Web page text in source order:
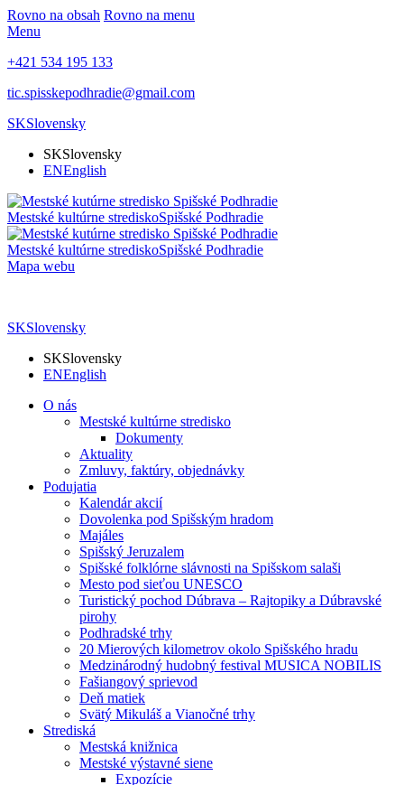
Rovno na obsah Rovno na menu
Menu
+421 534 195 133
tic.spisskepodhradie@gmail.com
SKSlovensky
SKSlovensky
ENEnglish
Mestské kultúrne strediskoSpišské Podhradie
Mestské kultúrne strediskoSpišské Podhradie
Mapa webu
SKSlovensky
SKSlovensky
ENEnglish
O nás
Mestské kultúrne stredisko
Dokumenty
Aktuality
Zmluvy, faktúry, objednávky
Podujatia
Kalendár akcií
Dovolenka pod Spišským hradom
Majáles
Spišský Jeruzalem
Spišské folklórne slávnosti na Spišskom salaši
Mesto pod sieťou UNESCO
Turistický pochod Dúbrava – Rajtopiky a Dúbravské
pirohy
Podhradské trhy
20 Mierových kilometrov okolo Spišského hradu
Medzinárodný hudobný festival MUSICA NOBILIS
Fašiangový sprievod
Deň matiek
Svätý Mikuláš a Vianočné trhy
Strediská
Mestská knižnica
Mestské výstavné siene
Expozície